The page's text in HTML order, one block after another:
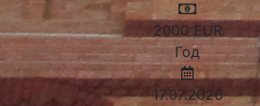
2000 EUR
Год
17.07.2026